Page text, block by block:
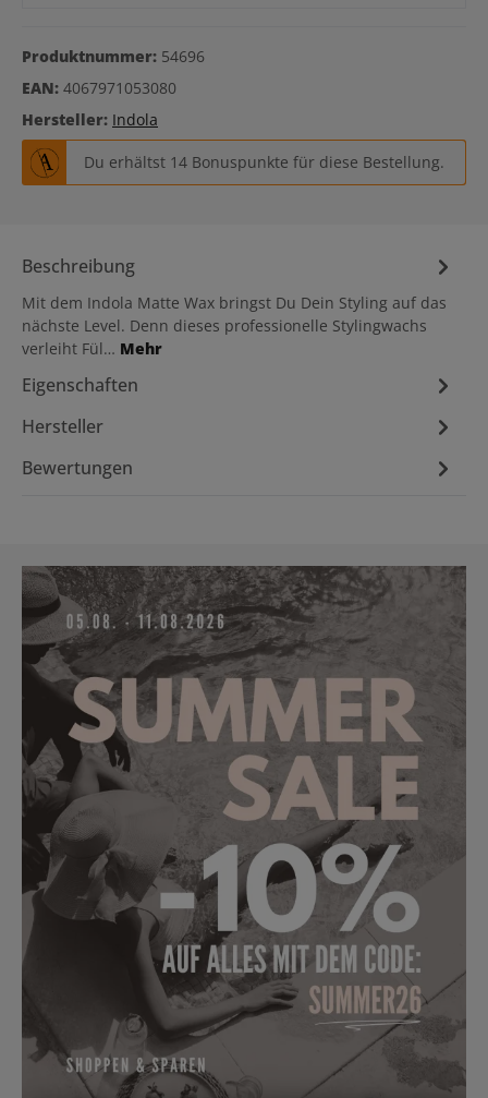
Produktnummer: 54696
EAN: 4067971053080
Hersteller: Indola
Du erhältst 14 Bonuspunkte für diese Bestellung.
Beschreibung
Mit dem Indola Matte Wax bringst Du Dein Styling auf das
nächste Level. Denn dieses professionelle Stylingwachs
verleiht Fül… Mehr
Eigenschaften
Hersteller
Bewertungen